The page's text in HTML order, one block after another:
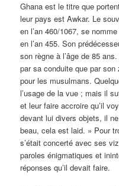
Ghana est le titre que
leur pays est Awkar. Le
en l’an 460/1067, se nomme
en l’an 455. Son
son règne à l’âge de 85
par sa conduite que par
pour les musulmans.
l’usage de la vue ; mais il
et leur faire accroire qu’il
devant lui divers objets, il
beau, cela est laid. » Pour
s’était concerté avec ses
paroles énigmatiques et
réponses qu’il devait faire.